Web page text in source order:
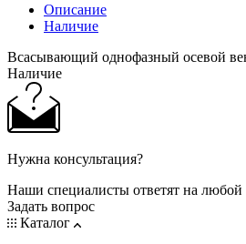
Описание
Наличие
Всасывающий однофазный осевой
Наличие
Нужна консультация?
Наши специалисты ответят на
Задать вопрос
Каталог